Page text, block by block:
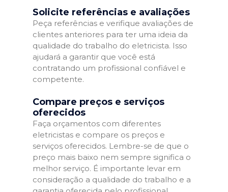
Solicite referências e avaliações
Peça referências e verifique avaliações de
clientes anteriores para ter uma ideia da
qualidade do trabalho do eletricista. Isso
ajudará a garantir que você está
contratando um profissional confiável e
competente.
Compare preços e serviços
oferecidos
Faça orçamentos com diferentes
eletricistas e compare os preços e
serviços oferecidos. Lembre-se de que o
preço mais baixo nem sempre significa o
melhor serviço. É importante levar em
consideração a qualidade do trabalho e a